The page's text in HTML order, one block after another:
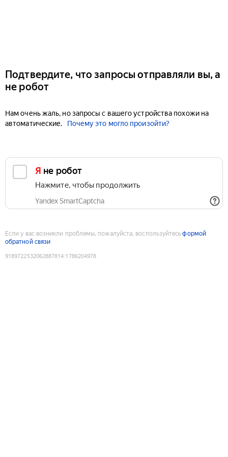
Подтвердите, что запросы отправляли вы, а
не робот
Нам очень жаль, но запросы с вашего устройства похожи на
автоматические.
Почему это могло произойти?
Я не робот
Нажмите, чтобы продолжить
Yandex SmartCaptcha
Если у вас возникли проблемы, пожалуйста, воспользуйтесьформой
обратной связи
9189722532062887814:1786204978